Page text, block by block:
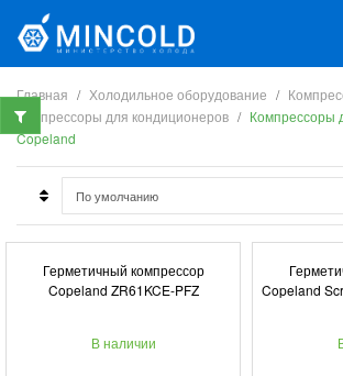
Главная Холодильное оборудование
Компрессоры для кондиционеров
Компрессоры
Copeland
Герметичный компрессор
Copeland ZR61KCE-PFZ
В наличии
Copeland